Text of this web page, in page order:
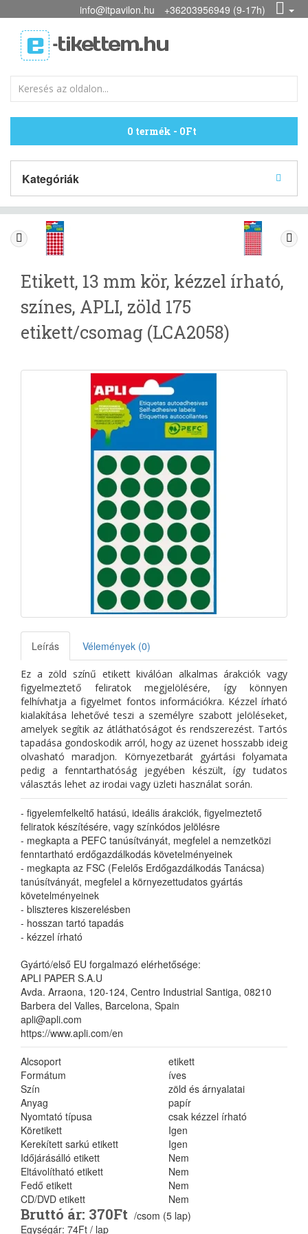
info@itpavilon.hu +36203956949 (9-17h)
0 termék - 0Ft
Kategóriák
Etikett, 13 mm kör, kézzel írható,
színes, APLI, zöld 175
etikett/csomag (LCA2058)
Leírás Vélemények (0)
Ez a zöld színű etikett kiválóan alkalmas árakciók vagy
figyelmeztető feliratok megjelölésére, így könnyen
felhívhatja a figyelmet fontos információkra. Kézzel írható
kialakítása lehetővé teszi a személyre szabott jelöléseket,
amelyek segítik az átláthatóságot és rendszerezést. Tartós
tapadása gondoskodik arról, hogy az üzenet hosszabb ideig
olvasható maradjon. Környezetbarát gyártási folyamata
pedig a fenntarthatóság jegyében készült, így tudatos
választás lehet az irodai vagy üzleti használat során.
- figyelemfelkeltő hatású, ideális árakciók, figyelmeztető
feliratok készítésére, vagy színkódos jelölésre
- megkapta a PEFC tanúsítványát, megfelel a nemzetközi
fenntartható erdőgazdálkodás követelményeinek
- megkapta az FSC (Felelős Erdőgazdálkodás Tanácsa)
tanúsítványát, megfelel a környezettudatos gyártás
követelményeinek
- bliszteres kiszerelésben
- hosszan tartó tapadás
- kézzel írható
Gyártó/első EU forgalmazó elérhetősége:
APLI PAPER S.A.U
Avda. Arraona, 120-124, Centro Industrial Santiga, 08210
Barbera del Valles, Barcelona, Spain
apli@apli.com
https://www.apli.com/en
Alcsoport
etikett
Formátum
íves
Szín
zöld és árnyalatai
Anyag
papír
Nyomtató típusa
csak kézzel írható
Köretikett
Igen
Kerekített sarkú etikett
Igen
Időjárásálló etikett
Nem
Eltávolítható etikett
Nem
Fedő etikett
Nem
CD/DVD etikett
Nem
Bruttó ár: 370Ft /csom (5 lap)
Egységár: 74Ft / lap